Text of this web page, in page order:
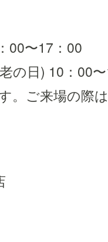
00〜17：00
の日) 10：00
。ご来場の際